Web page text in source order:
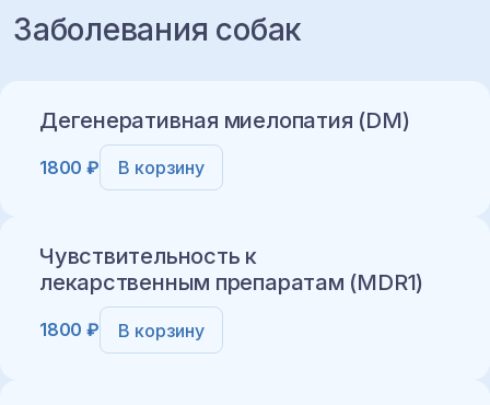
Заболевания собак
Дегенеративная миелопатия (DM)
Добавить в корзину
1800 ₽ В корзину
Чувствительность к
лекарственным препаратам (MDR1)
1800 ₽ В корзину